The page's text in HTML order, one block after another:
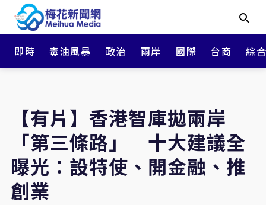
即時 毒油風暴 政治 兩岸 國際 台商 綜
【有片】香港智庫拋兩岸
「第三條路」 十大建議全
曝光：設特使、開金融、推
創業